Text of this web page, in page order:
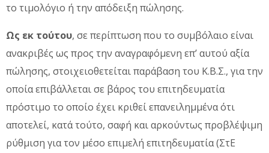
το τιμολόγιο ή την απόδειξη πώλησης.
Ως εκ τούτου, σε περίπτωση που το συμβόλαιο είναι
ανακριβές ως προς την αναγραφόμενη επ’ αυτού αξία
πώλησης, στοιχειοθετείται παράβαση του Κ.Β.Σ., για την
οποία επιβάλλεται σε βάρος του επιτηδευματία
πρόστιμο το οποίο έχει κριθεί επανειλημμένα ότι
αποτελεί, κατά τούτο, σαφή και αρκούντως προβλέψιμη
ρύθμιση για τον μέσο επιμελή επιτηδευματία (ΣτΕ